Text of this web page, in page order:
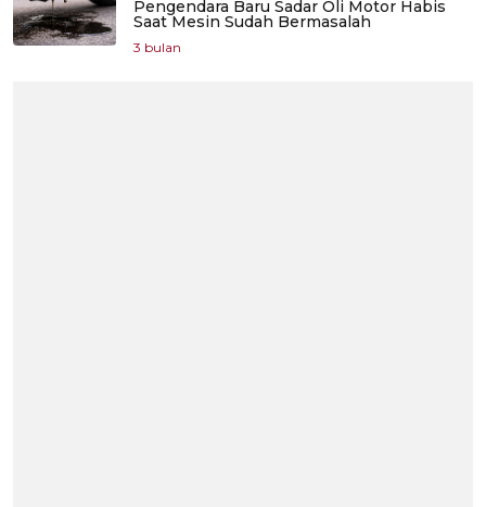
Pengendara Baru Sadar Oli Motor Habis
Saat Mesin Sudah Bermasalah
3 bulan